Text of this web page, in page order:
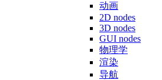
动画
2D nodes
3D nodes
GUI nodes
物理学
渲染
导航